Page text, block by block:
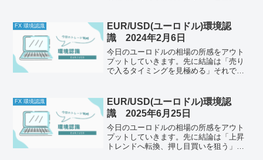
か今日も特に問題なし。昨日は驚きの発
表がありました。なんと...
FX 環境認識
EUR/USD(ユーロドル)環境認
識 2024年2月6日
今日のユーロドルの相場の所感をアウト
プットしていきます。先に結論は「売り
で入るタイミングを見極める」それでは
ェック1今の体調はどうか今日も寒かった
し、天気がよくありませ...
FX 環境認識
EUR/USD(ユーロドル)環境認
識 2025年6月25日
今日のユーロドルの相場の所感をアウト
プットしていきます。先に結論は「上昇
トレンドへ転換、押し目買いを狙う」そ